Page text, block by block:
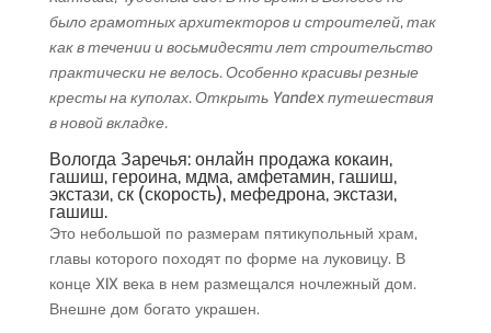
было грамотных архитекторов и строителей, так
как в течении и восьмидесяти лет строительство
практически не велось. Особенно красивы резные
кресты на куполах. Открыть Yandex путешествия
в новой вкладке.
Вологда Заречья: онлайн продажа кокаин,
гашиш, героина, мдма, амфетамин, гашиш,
экстази, ск (скорость), мефедрона, экстази,
гашиш.
Это небольшой по размерам пятикупольный храм,
главы которого походят по форме на луковицу. В
конце XIX века в нем размещался ночлежный дом.
Внешне дом богато украшен.